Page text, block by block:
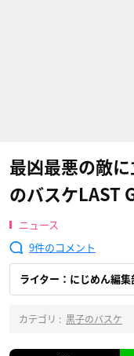
最凶最悪の敵
のバスケLAST
ニュース
9
ライター：にじめん編集
カテゴリ : 黒子のバスケ